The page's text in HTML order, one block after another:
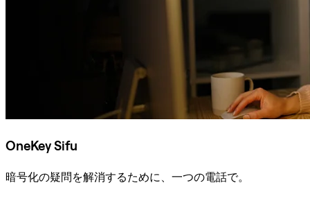
OneKey Sifu
暗号化の疑問を解消するために、一つの電話で。